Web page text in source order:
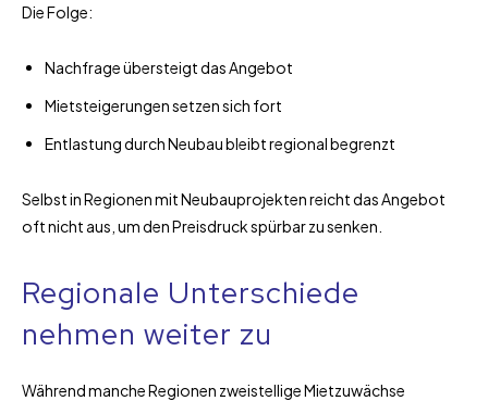
Die Folge:
Nachfrage übersteigt das Angebot
Mietsteigerungen setzen sich fort
Entlastung durch Neubau bleibt regional begrenzt
Selbst in Regionen mit Neubauprojekten reicht das Angebot
oft nicht aus, um den Preisdruck spürbar zu senken.
Regionale Unterschiede
nehmen weiter zu
Während manche Regionen zweistellige Mietzuwächse